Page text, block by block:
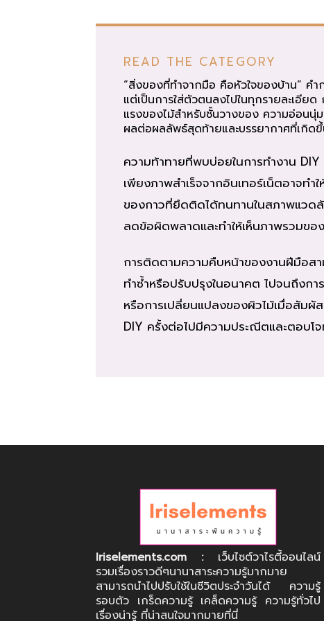
READ THE CATEGORY
“สิ่งของที่ทำจากมือ คือหัวใจของบ้าน” ค
แต่เป็นการใส่ตัวตนลงไปในทุกรายละเอีย
แรงของไม้สำหรับชั้นวางของ ความอ่อน
ผลต่อผลลัพธ์สุดท้ายและบรรยากาศที่เกิด
ความท้าทายที่พบบ่อยในการทำงาน
เพียงภาพสำเร็จจากอินเทอร์เน็ตอาจท
ของกาวที่ยึดติดได้ทนทานในสภาพแว
ลดข้อผิดพลาดและทำให้เห็นภาพรวมข
การติดตามความคืบหน้าของงานฝีมือส
ทำซ้ำหรือปรับปรุงในอนาคต ไปจนถึงก
หรือการเปลี่ยนแปลงของผิวไม้เมื่อสัมผั
DIY ครั้งต่อไปมีความประณีตและตอบโ
Iriselements.com : เว็บไซต์วาไรตี้ออนไลน์
รวมเรื่องราวดีๆนานาสาระความรู้มากมาย
สามารถนำไปปรับใช้ในชีวิตประจำวันได้ ความรู้
รอบตัว เกร็ดความรู้ เคล็ดความรู้ ความรู้ทั่วไป
เรื่องน่ารู้ ที่น่าสนใจมากมายที่นี่